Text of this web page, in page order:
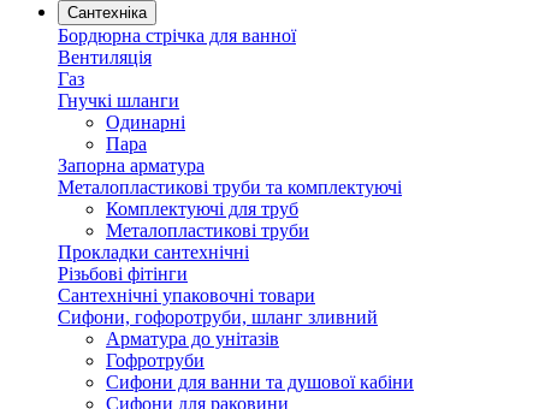
Сантехніка
Бордюрна стрічка для ванної
Вентиляція
Газ
Гнучкі шланги
Одинарні
Пара
Запорна арматура
Металопластикові труби та комплектуючі
Комплектуючі для труб
Металопластикові труби
Прокладки сантехнічні
Різьбові фітінги
Сантехнічні упаковочні товари
Сифони, гофоротруби, шланг зливний
Арматура до унітазів
Гофротруби
Сифони для ванни та душової кабіни
Сифони для раковини